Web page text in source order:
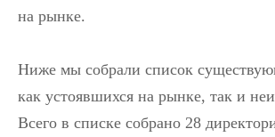
на рынке.
Ниже мы собрали список
как устоявшихся на рынке, так и
Всего в списке собрано 28